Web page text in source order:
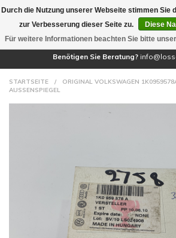
Benötigen Sie Beratung?
STARTSEITE /
ORIGINAL VOLKSWAGEN
AUSSENSPIEGEL
Durch die Nutzung unserer Webseite stimmen Sie
zur Verbesserung dieser Seite zu.
Diese
Für weitere Informationen beachten Sie bitte